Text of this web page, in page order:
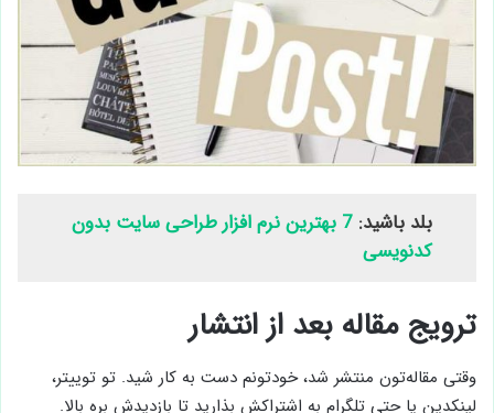
بلد باشید:
7 بهترین نرم افزار طراحی سایت بدون
کدنویسی
ترویج مقاله بعد از انتشار
وقتی مقاله‌تون منتشر شد، خودتونم دست به کار شید. تو توییتر،
لینکدین یا حتی تلگرام به اشتراکش بذارید تا بازدیدش بره بالا.